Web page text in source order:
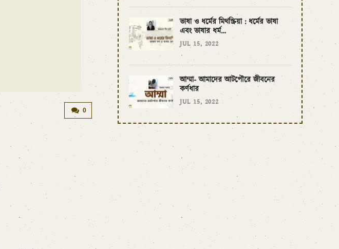
0
ভাষা ও ধর্মের মিথস্ক্রিয়া : ধর্মের ভাষা
এবং ভাষার ধর্ম…
JUL 15, 2022
আম্মা- আমাদের আটপৌরে জীবনের
কর্ণধার
JUL 15, 2022